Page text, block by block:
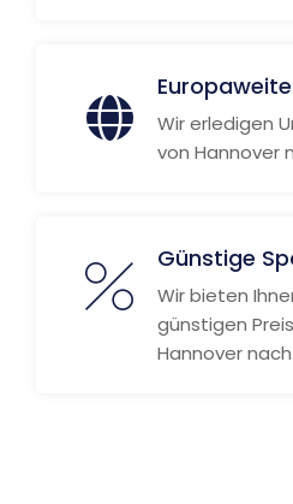
Wir erledigen
von Hannover
Günstige
Wir bieten
günstigen
Hannover